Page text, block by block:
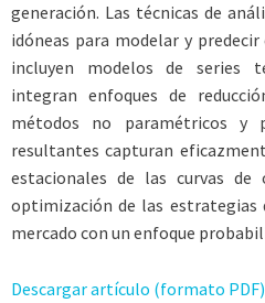
generación. Las técnicas de
idóneas para modelar y
incluyen modelos de series
integran enfoques de
métodos no paramétricos y
resultantes capturan
estacionales de las curvas
optimización de las
mercado con un enfoque
Descargar artículo (formato PDF)